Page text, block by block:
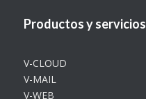
Productos y servicios
V-CLOUD
V-MAIL
V-WEB